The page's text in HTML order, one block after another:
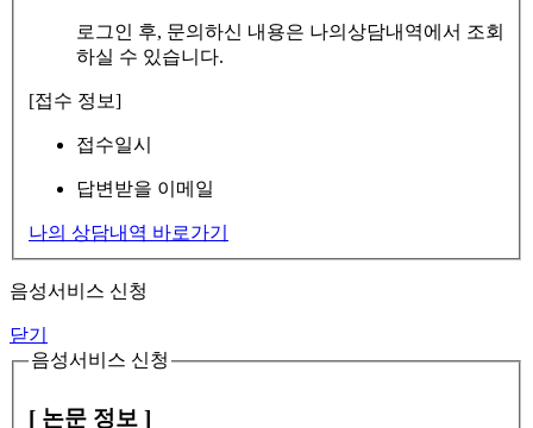
로그인 후, 문의하신 내용은 나의상담내역에서 조회
하실 수 있습니다.
[접수 정보]
접수일시
답변받을 이메일
나의 상담내역 바로가기
음성서비스 신청
닫기
음성서비스 신청
[ 논문 정보 ]